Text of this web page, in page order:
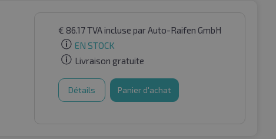
€ 86.17TVA incluse par Auto-Raifen GmbH
EN STOCK
Livraison gratuite
Détails Panier d'achat